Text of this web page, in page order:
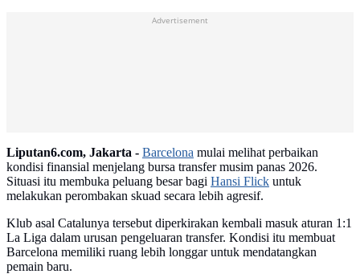
Advertisement
Liputan6.com, Jakarta - Barcelona mulai melihat perbaikan
kondisi finansial menjelang bursa transfer musim panas 2026.
Situasi itu membuka peluang besar bagi Hansi Flick untuk
melakukan perombakan skuad secara lebih agresif.
Klub asal Catalunya tersebut diperkirakan kembali masuk aturan 1:1
La Liga dalam urusan pengeluaran transfer. Kondisi itu membuat
Barcelona memiliki ruang lebih longgar untuk mendatangkan
pemain baru.